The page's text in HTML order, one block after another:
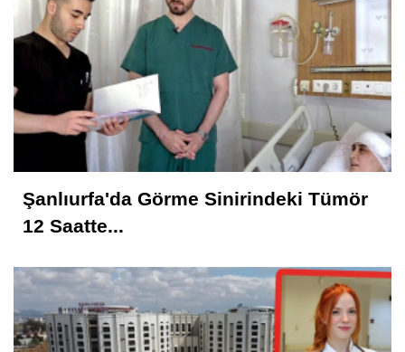
Şanlıurfa'da Görme Sinirindeki Tümör
12 Saatte...